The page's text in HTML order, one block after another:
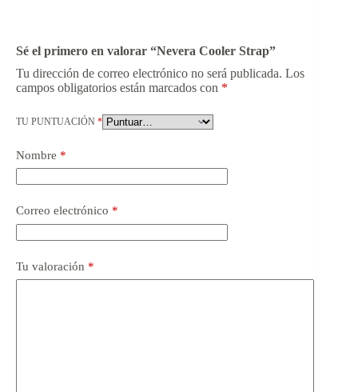
Sé el primero en valorar “Nevera Cooler Strap”
Tu dirección de correo electrónico no será publicada. Los
campos obligatorios están marcados con *
TU PUNTUACIÓN *
Nombre *
Correo electrónico *
Tu valoración *